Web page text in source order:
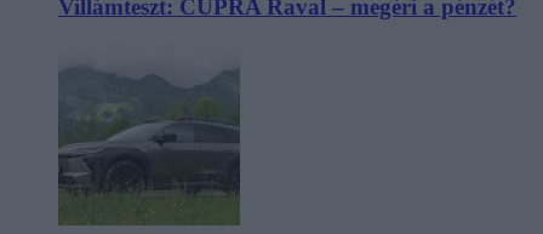
Villámteszt: CUPRA Raval – megéri a pénzét?